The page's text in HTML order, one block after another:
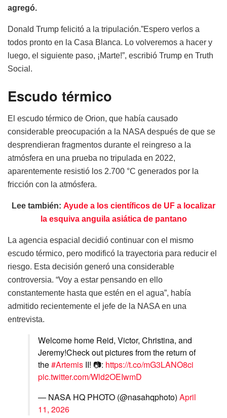
agregó.
Donald Trump felicitó a la tripulación.”Espero verlos a
todos pronto en la Casa Blanca. Lo volveremos a hacer y
luego, el siguiente paso, ¡Marte!”, escribió Trump en Truth
Social.
Escudo térmico
El escudo térmico de Orion, que había causado
considerable preocupación a la NASA después de que se
desprendieran fragmentos durante el reingreso a la
atmósfera en una prueba no tripulada en 2022,
aparentemente resistió los 2.700 °C generados por la
fricción con la atmósfera.
Lee también: Ayude a los científicos de UF a localizar
la esquiva anguila asiática de pantano
La agencia espacial decidió continuar con el mismo
escudo térmico, pero modificó la trayectoria para reducir el
riesgo. Esta decisión generó una considerable
controversia. “Voy a estar pensando en ello
constantemente hasta que estén en el agua”, había
admitido recientemente el jefe de la NASA en una
entrevista.
Welcome home Reid, Victor, Christina, and
Jeremy!Check out pictures from the return of
the#Artemis II! 📷: https://t.co/mG3LANO8ci
pic.twitter.com/Wld2OEIwmD
— NASA HQ PHOTO (@nasahqphoto) April
11, 2026